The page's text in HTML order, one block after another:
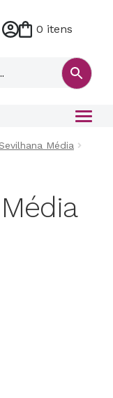
M
n
0 itens
Média